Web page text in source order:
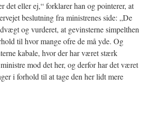
det eller ej,“ forklarer han og pointerer, at
beslutning fra ministrenes side: „De
og vurderet, at gevinsterne simpelthen
til hvor mange ofre de må yde. Og
kabale, hvor der har været stærk
mod det her, og derfor har det været
i forhold til at tage den her lidt mere